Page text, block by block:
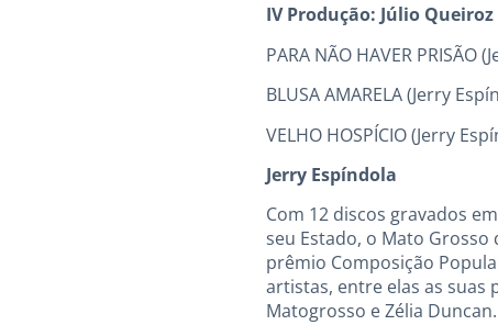
IV Produção: Júlio Queiroz
PARA NÃO HAVER PRISÃO
BLUSA AMARELA (Jerry
VELHO HOSPÍCIO (Jerry
Jerry Espíndola
Com 12 discos gravados
seu Estado, o Mato Grosso
prêmio Composição
artistas, entre elas as suas
Matogrosso e Zélia